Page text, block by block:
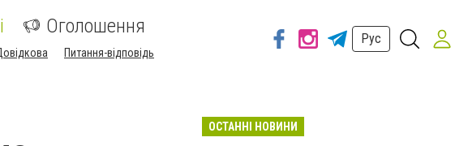
Оголошення
Питання-відповідь
Рус
ОСТАННІ НОВИНИ